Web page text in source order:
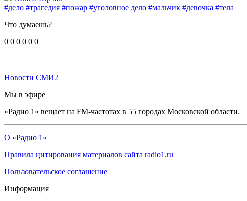
#дело #трагедия #пожар #уголовное дело #мальчик #девочка #тела
Что думаешь?
0 0 0 0 0 0
Новости СМИ2
Мы в эфире
«Радио 1» вещает на FM-частотах в 55 городах Московской области.
О «Радио 1»
Правила цитирования материалов сайта radio1.ru
Пользовательское соглашение
Информация